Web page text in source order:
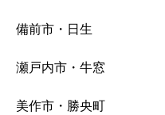
備前市・日生
瀬戸内市・牛窓
美作市・勝央町